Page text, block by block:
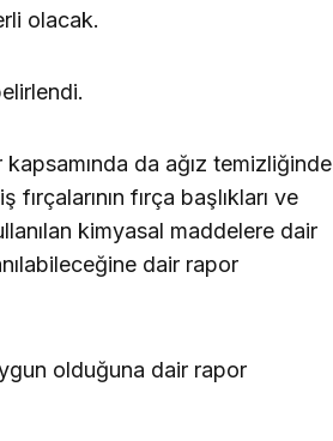
olacak.
da ağız temizliğinde
fırça başlıkları ve
kimyasal maddelere dair
dair rapor
olduğuna dair rapor